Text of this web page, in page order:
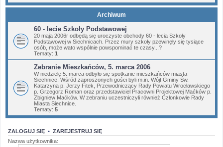
Archiwum
60 - lecie Szkoły Podstawowej
20 maja 2006r odbędą się uroczyste obchody 60 - lecia Szkoły
Podstawowej w Siechnicach. Przez mury szkoły pzewinęły się tysiące
osób, może wato wspólnie powspominać te czasy...?
Tematy: 1
Zebranie Mieszkańców, 5. marca 2006
W niedzielę 5. marca odbyło się spotkanie mieszkańców miasta
Siechnice. Wśród zaproszonych gości byli m.in. Wójt Gminy Św.
Katarzyna p. Jerzy Fitek, Przewodniczący Rady Powiatu Wrocławskiego
p. Grzegorz Roman oraz przedstawiciel Pracowni Projektowej Maćków p.
Zbigniew Maćków. W zebraniu uczestniczyli również Członkowie Rady
Miasta Siechnice.
Tematy: 5
ZALOGUJ SIĘ • ZAREJESTRUJ SIĘ
Nazwa użytkownika: